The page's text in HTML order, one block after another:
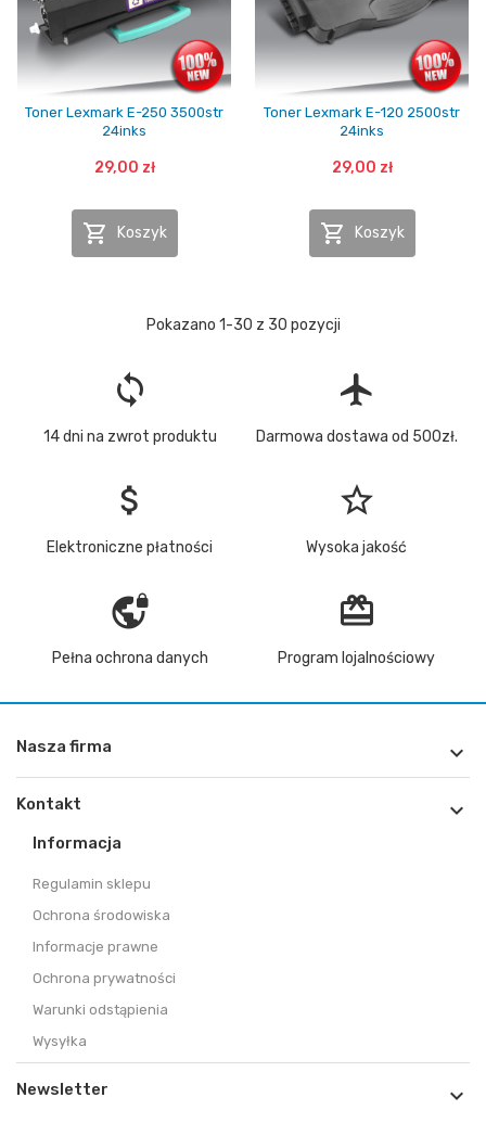
Toner Lexmark E-250 3500str
24inks
29,00 zł
 Koszyk
Toner Lexmark E-120 2500str
24inks
29,00 zł
 Koszyk
Pokazano 1-30 z 30 pozycji
loop
14 dni na zwrot produktu
flight
Darmowa dostawa od 500zł.
attach_money
Elektroniczne płatności
star_border
Wysoka jakość
vpn_lock
Pełna ochrona danych
redeem
Program lojalnościowy
Nasza firma 
Kontakt 
Informacja
Regulamin sklepu
Ochrona środowiska
Informacje prawne
Ochrona prywatności
Warunki odstąpienia
Wysyłka
Newsletter 